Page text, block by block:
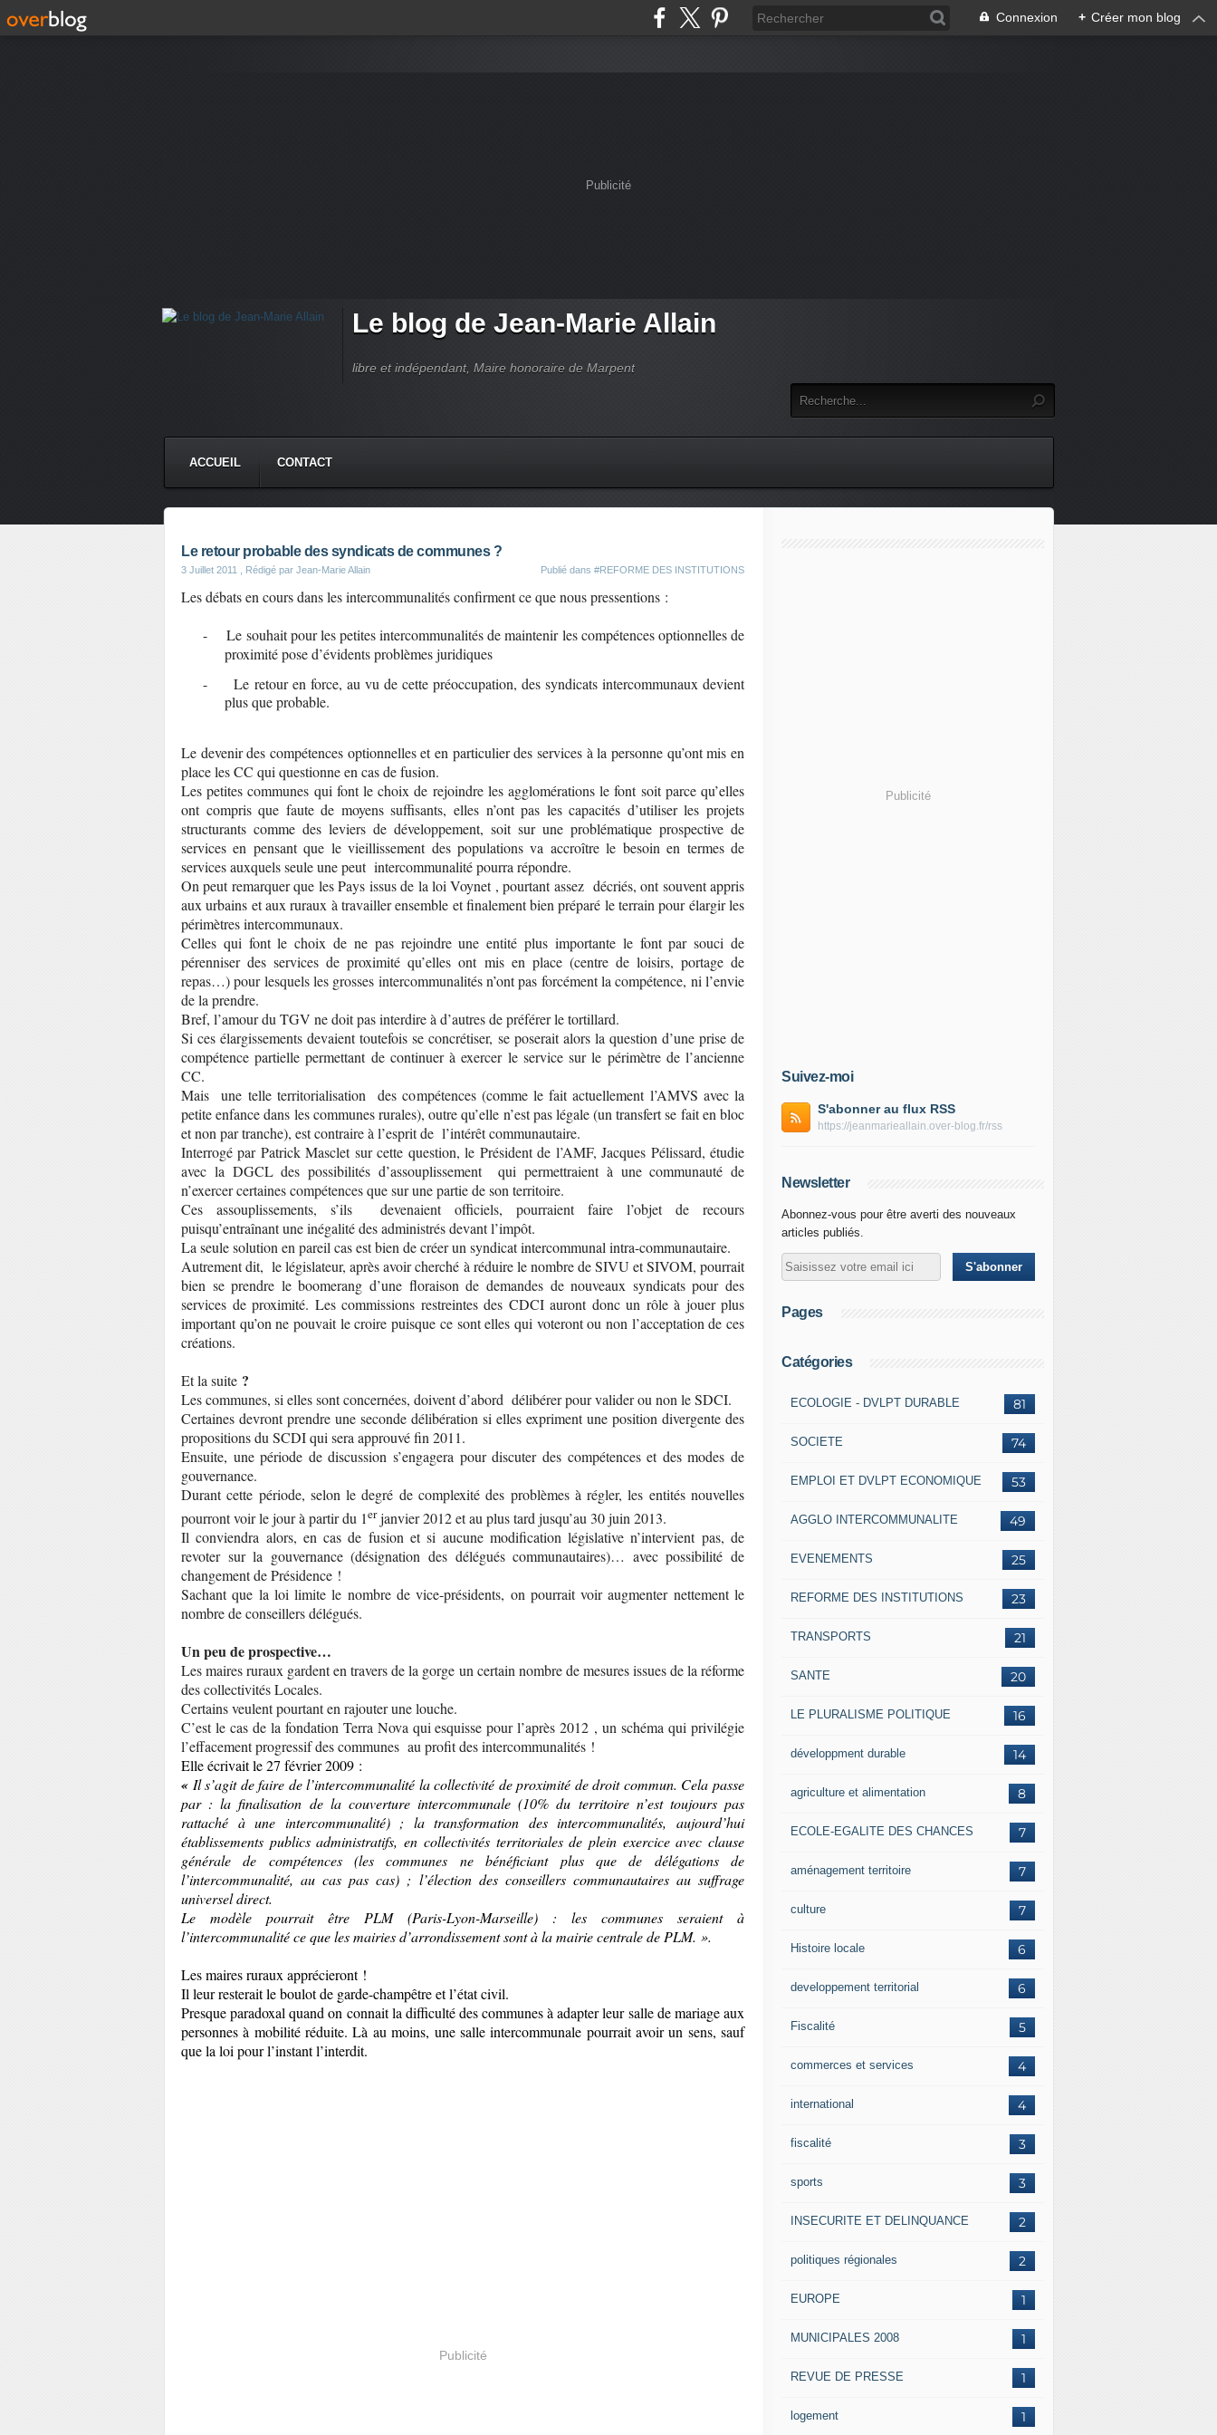
Connexion + Créer mon blog
Publicité
Le blog de Jean-Marie Allain
libre et indépendant, Maire honoraire de Marpent
ACCUEIL CONTACT
Le retour probable des syndicats de communes ?
3 Juillet 2011 , Rédigé par Jean-Marie Allain Publié dans #REFORME DES INSTITUTIONS
Les débats en cours dans les intercommunalités confirment ce que nous pressentions :
-
Le souhait pour les petites intercommunalités de maintenir les compétences optionnelles de
proximité pose d’évidents problèmes juridiques
-
Le retour en force, au vu de cette préoccupation, des syndicats intercommunaux devient
plus que probable.
Le devenir des compétences optionnelles et en particulier des services à la personne qu’ont mis en
place les CC qui questionne en cas de fusion.
Les petites communes qui font le choix de rejoindre les agglomérations le font soit parce qu’elles
ont compris que faute de moyens suffisants, elles n’ont pas les capacités d’utiliser les projets
structurants comme des leviers de développement, soit sur une problématique prospective de
services en pensant que le vieillissement des populations va accroître le besoin en termes de
services auxquels seule une peut intercommunalité pourra répondre.
On peut remarquer que les Pays issus de la loi Voynet , pourtant assez décriés, ont souvent appris
aux urbains et aux ruraux à travailler ensemble et finalement bien préparé le terrain pour élargir les
périmètres intercommunaux.
Celles qui font le choix de ne pas rejoindre une entité plus importante le font par souci de
pérenniser des services de proximité qu’elles ont mis en place (centre de loisirs, portage de
repas…) pour lesquels les grosses intercommunalités n’ont pas forcément la compétence, ni l’envie
de la prendre.
Bref, l’amour du TGV ne doit pas interdire à d’autres de préférer le tortillard.
Si ces élargissements devaient toutefois se concrétiser, se poserait alors la question d’une prise de
compétence partielle permettant de continuer à exercer le service sur le périmètre de l’ancienne
CC.
Mais une telle territorialisation des compétences (comme le fait actuellement l’AMVS avec la
petite enfance dans les communes rurales), outre qu’elle n’est pas légale (un transfert se fait en bloc
et non par tranche), est contraire à l’esprit de l’intérêt communautaire.
Interrogé par Patrick Masclet sur cette question, le Président de l’AMF, Jacques Pélissard, étudie
avec la DGCL des possibilités d’assouplissement qui permettraient à une communauté de
n’exercer certaines compétences que sur une partie de son territoire.
Ces assouplissements, s’ils devenaient officiels, pourraient faire l’objet de recours
puisqu’entraînant une inégalité des administrés devant l’impôt.
La seule solution en pareil cas est bien de créer un syndicat intercommunal intra-communautaire.
Autrement dit, le législateur, après avoir cherché à réduire le nombre de SIVU et SIVOM, pourrait
bien se prendre le boomerang d’une floraison de demandes de nouveaux syndicats pour des
services de proximité. Les commissions restreintes des CDCI auront donc un rôle à jouer plus
important qu’on ne pouvait le croire puisque ce sont elles qui voteront ou non l’acceptation de ces
créations.
Et la suite ?
Les communes, si elles sont concernées, doivent d’abord délibérer pour valider ou non le SDCI.
Certaines devront prendre une seconde délibération si elles expriment une position divergente des
propositions du SCDI qui sera approuvé fin 2011.
Ensuite, une période de discussion s’engagera pour discuter des compétences et des modes de
gouvernance.
Durant cette période, selon le degré de complexité des problèmes à régler, les entités nouvelles
pourront voir le jour à partir du 1erjanvier 2012 et au plus tard jusqu’au 30 juin 2013.
Il conviendra alors, en cas de fusion et si aucune modification législative n’intervient pas, de
revoter sur la gouvernance (désignation des délégués communautaires)… avec possibilité de
changement de Présidence !
Sachant que la loi limite le nombre de vice-présidents, on pourrait voir augmenter nettement le
nombre de conseillers délégués.
Un peu de prospective…
Les maires ruraux gardent en travers de la gorge un certain nombre de mesures issues de la réforme
des collectivités Locales.
Certains veulent pourtant en rajouter une louche.
C’est le cas de la fondation Terra Nova qui esquisse pour l’après 2012 , un schéma qui privilégie
l’effacement progressif des communes au profit des intercommunalités !
Elle écrivait le 27 février 2009 :
« Il s’agit de faire de l’intercommunalité la collectivité de proximité de droit commun. Cela passe
par : la finalisation de la couverture intercommunale (10% du territoire n’est toujours pas
rattaché à une intercommunalité) ; la transformation des intercommunalités, aujourd’hui
établissements publics administratifs, en collectivités territoriales de plein exercice avec clause
générale de compétences (les communes ne bénéficiant plus que de délégations de
l’intercommunalité, au cas pas cas) ; l’élection des conseillers communautaires au suffrage
universel direct.
Le modèle pourrait être PLM (Paris-Lyon-Marseille) : les communes seraient à
l’intercommunalité ce que les mairies d’arrondissement sont à la mairie centrale de PLM. ».
Les maires ruraux apprécieront !
Il leur resterait le boulot de garde-champêtre et l’état civil.
Presque paradoxal quand on connait la difficulté des communes à adapter leur salle de mariage aux
personnes à mobilité réduite. Là au moins, une salle intercommunale pourrait avoir un sens, sauf
que la loi pour l’instant l’interdit.
Publicité
Publicité
Suivez-moi
S'abonner au flux RSS
https://jeanmarieallain.over-blog.fr/rss
Newsletter
Abonnez-vous pour être averti des nouveaux
articles publiés.
Pages
Catégories
81
ECOLOGIE - DVLPT DURABLE
74
SOCIETE
53
EMPLOI ET DVLPT ECONOMIQUE
49
AGGLO INTERCOMMUNALITE
25
EVENEMENTS
23
REFORME DES INSTITUTIONS
21
TRANSPORTS
20
SANTE
16
LE PLURALISME POLITIQUE
14
développment durable
8
agriculture et alimentation
7
ECOLE-EGALITE DES CHANCES
7
aménagement territoire
7
culture
6
Histoire locale
6
developpement territorial
5
Fiscalité
4
commerces et services
4
international
3
fiscalité
3
sports
2
INSECURITE ET DELINQUANCE
2
politiques régionales
1
EUROPE
1
MUNICIPALES 2008
1
REVUE DE PRESSE
1
logement